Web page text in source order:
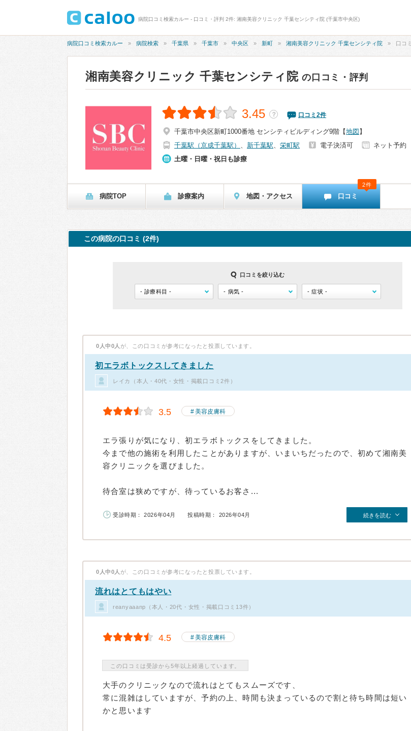
病院口コミ検索カルー - 口コミ・評判 2件: 湘南美容クリニック 千葉センシティ院 (千葉市中央区)
病院口コミ検索カルー 病院検索 千葉県 千葉市 中央区 新町 湘南美容クリニック 千葉センシティ院 口コミ
湘南美容クリニック 千葉センシティ院 の口コミ・評判
3.45 ？ 口コミ 2件
千葉市中央区新町1000番地 センシティビルディング9階 【地図 】
千葉駅（京成千葉駅） 、 新千葉駅、 栄町駅 電子決済可
ネット予約
土曜・日曜・祝日も診療
病院TOP 診療案内 地図・アクセス 口コミ
2件
この病院の口コミ (2件)
口コミを絞り込む
0人中0人 が、この口コミが参考になったと投票しています。
初エラボトックスしてきました
レイカ（本人・40代・女性・掲載口コミ2件）
3.5 美容皮膚科
エラ張りが気になり、初エラボトックスをしてきました。
今まで他の施術を利用したことがありますが、いまいちだったので、初めて湘南美
容クリニックを選びました。
待合室は狭めですが、待っているお客さ...
受診時期： 2026年04月 投稿時期： 2026年04月 続きを読む
0人中0人 が、この口コミが参考になったと投票しています。
流れはとてもはやい
reanyaaanp（本人・20代・女性・掲載口コミ13件）
4.5 美容皮膚科
この口コミは受診から5年以上経過しています。
大手のクリニックなので流れはとてもスムーズです、
常に混雑はしていますが、予約の上、時間も決まっているので割と待ち時間は短い
かと思います